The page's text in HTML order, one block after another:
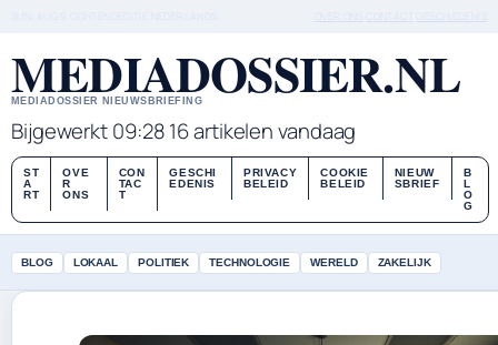
MEDIADOSSIER.NL
MEDIADOSSIER NIEUWSBRIEFING
Bijgewerkt 09:2816 artikelen vandaag
ST
A
RT
OVE
R
ONS
CON
TAC
T
GESCHI
EDENIS
PRIVACY
BELEID
COOKIE
BELEID
NIEUW
SBRIEF
B
L
O
G
BLOG LOKAAL POLITIEK TECHNOLOGIE WERELD ZAKELIJK